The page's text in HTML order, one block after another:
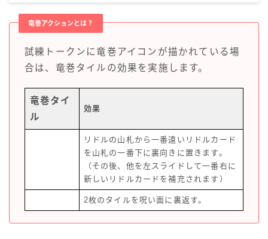
竜巻アクションとは？
試練トークンに竜巻アイコンが描かれている場
合は、竜巻タイルの効果を実施します。
竜巻タイ
ル
効果
リドルの山札から一番遠いリドルカード
を山札の一番下に裏向きに置きます。
（その後、他を左スライドして一番右に
新しいリドルカードを補充されます）
2枚のタイルを呪い面に裏返す。